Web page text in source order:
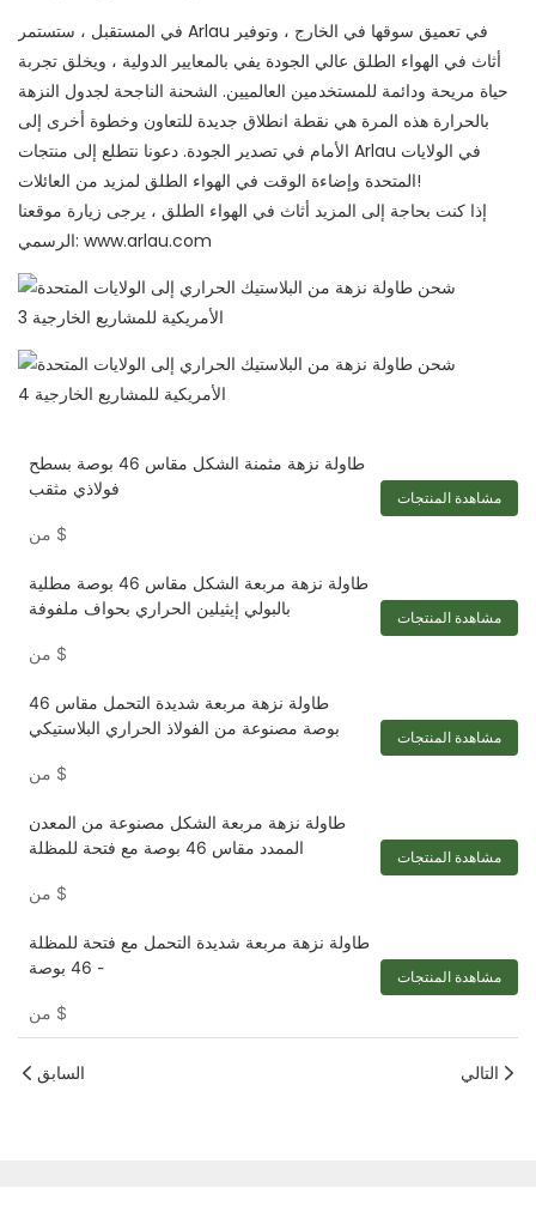
في المستقبل ، ستستمر Arlau في تعميق سوقها في الخارج ، وتوفير
أثاث في الهواء الطلق عالي الجودة يفي بالمعايير الدولية ، ويخلق تجربة
حياة مريحة ودائمة للمستخدمين العالميين. الشحنة الناجحة لجدول النزهة
بالحرارة هذه المرة هي نقطة انطلاق جديدة للتعاون وخطوة أخرى إلى
الأمام في تصدير الجودة. دعونا نتطلع إلى منتجات Arlau في الولايات
المتحدة وإضاءة الوقت في الهواء الطلق لمزيد من العائلات!
إذا كنت بحاجة إلى المزيد أثاث في الهواء الطلق ، يرجى زيارة موقعنا
الرسمي: www.arlau.com
طاولة نزهة مثمنة الشكل مقاس 46 بوصة بسطح
فولاذي مثقب
$
مشاهدة المنتجات
طاولة نزهة مربعة الشكل مقاس 46 بوصة مطلية
بالبولي إيثيلين الحراري بحواف ملفوفة
$
مشاهدة المنتجات
طاولة نزهة مربعة شديدة التحمل مقاس 46
بوصة مصنوعة من الفولاذ الحراري البلاستيكي
$
مشاهدة المنتجات
طاولة نزهة مربعة الشكل مصنوعة من المعدن
الممدد مقاس 46 بوصة مع فتحة للمظلة
$
مشاهدة المنتجات
طاولة نزهة مربعة شديدة التحمل مع فتحة للمظلة
- 46 بوصة
$
مشاهدة المنتجات
السابق التالي